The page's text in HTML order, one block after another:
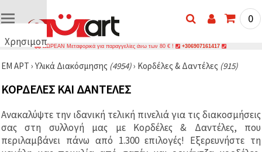
Χρησιμοποιούμε
🍪
cookies και
για να
διασφαλίσουμε
τη σωστή
λειτουργία
0
ΔΩΡΕΑΝ Μεταφορικά για παραγγελίες άνω των 80 € ! +306907161417
ΕΜ ΑΡΤ › Υλικά Διακόσμησης (4954)› Κορδέλες & Δαντέλες (915)
ΚΟΡΔΈΛΕΣ ΚΑΙ ΔΑΝΤΈΛΕΣ
Ανακαλύψτε την ιδανική τελική πινελιά για τις διακοσμήσεις
σας στη συλλογή μας με Κορδέλες & Δαντέλες, που
περιλαμβάνει πάνω από 1.300 επιλογές! Εξερευνήστε τη